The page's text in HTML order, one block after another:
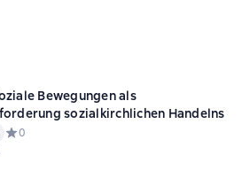
Bewegungen als
sozialkirchlichen Handelns
Средний рейтинг 0 на основе 0 оценок
0